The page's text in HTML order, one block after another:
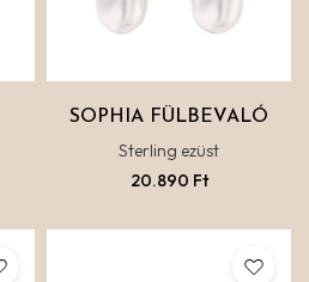
SOPHIA FÜLBEVALÓ
Sterling ezüst
20.890 Ft